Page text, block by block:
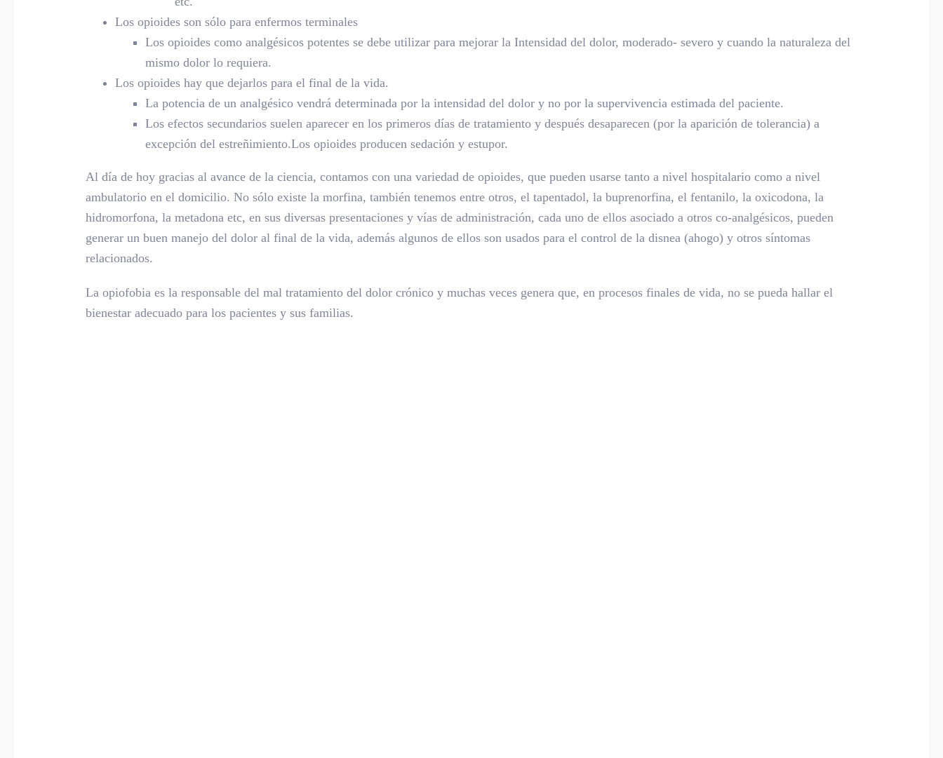
Los opioides son sólo para enfermos terminales
Los opioides como analgésicos potentes se debe utilizar para mejorar la Intensidad del dolor, moderado- severo y cuando la naturaleza del
mismo dolor lo requiera.
Los opioides hay que dejarlos para el final de la vida.
La potencia de un analgésico vendrá determinada por la intensidad del dolor y no por la supervivencia estimada del paciente.
Los efectos secundarios suelen aparecer en los primeros días de tratamiento y después desaparecen (por la aparición de tolerancia) a
excepción del estreñimiento.Los opioides producen sedación y estupor.
Al día de hoy gracias al avance de la ciencia, contamos con una variedad de opioides, que pueden usarse tanto a nivel hospitalario como a nivel
ambulatorio en el domicilio. No sólo existe la morfina, también tenemos entre otros, el tapentadol, la buprenorfina, el fentanilo, la oxicodona, la
hidromorfona, la metadona etc, en sus diversas presentaciones y vías de administración, cada uno de ellos asociado a otros co-analgésicos, pueden
generar un buen manejo del dolor al final de la vida, además algunos de ellos son usados para el control de la disnea (ahogo) y otros síntomas
relacionados.
La opiofobia es la responsable del mal tratamiento del dolor crónico y muchas veces genera que, en procesos finales de vida, no se pueda hallar el
bienestar adecuado para los pacientes y sus familias.